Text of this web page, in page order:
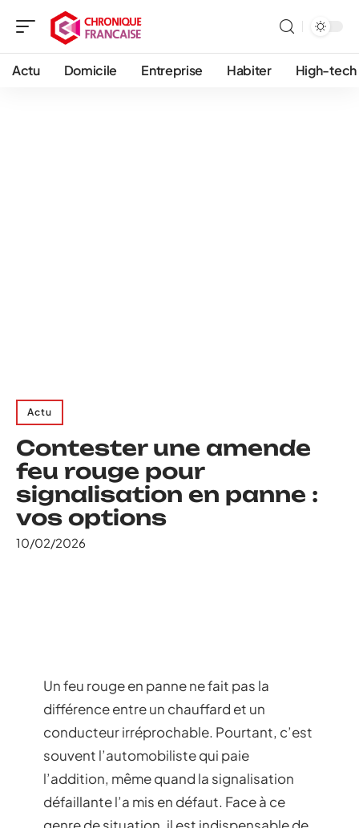
Actu Domicile Entreprise Habiter High-tech
Actu
Contester une amende
feu rouge pour
signalisation en panne :
vos options
10/02/2026
Un feu rouge en panne ne fait pas la
différence entre un chauffard et un
conducteur irréprochable. Pourtant, c’est
souvent l’automobiliste qui paie
l’addition, même quand la signalisation
défaillante l’a mis en défaut. Face à ce